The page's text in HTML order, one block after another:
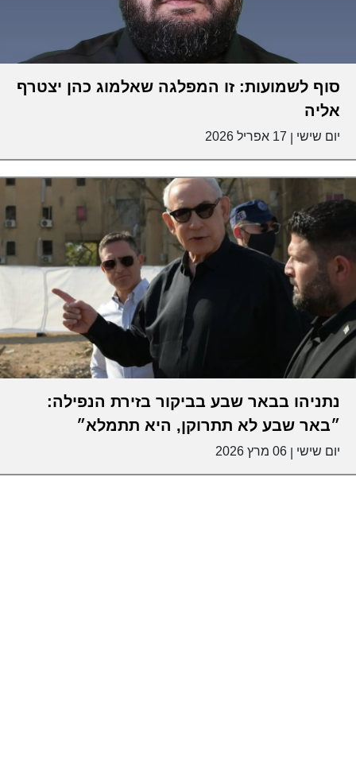
סוף לשמועות: זו המפלגה שאלמוג כהן יצטרף
אליה
יום שישי 17 אפריל 2026
נתניהו בבאר שבע בביקור בזירת הנפילה:
״באר שבע לא תתרוקן, היא תתמלא״
יום שישי 06 מרץ 2026